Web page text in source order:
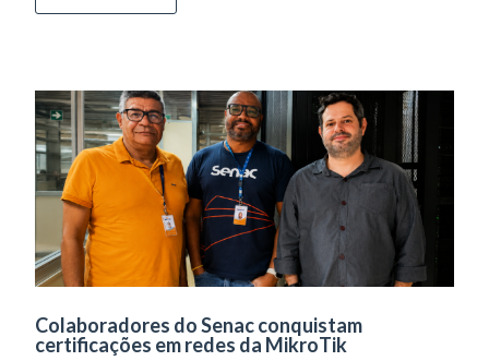
Colaboradores do Senac conquistam
certificações em redes da MikroTik